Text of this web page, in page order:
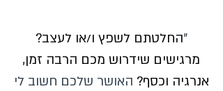
"החלטתם לשפץ ו/או לעצב?
מרגישים שידרוש מכם הרבה זמן,
אנרגיה וכסף? האושר שלכם חשוב לי